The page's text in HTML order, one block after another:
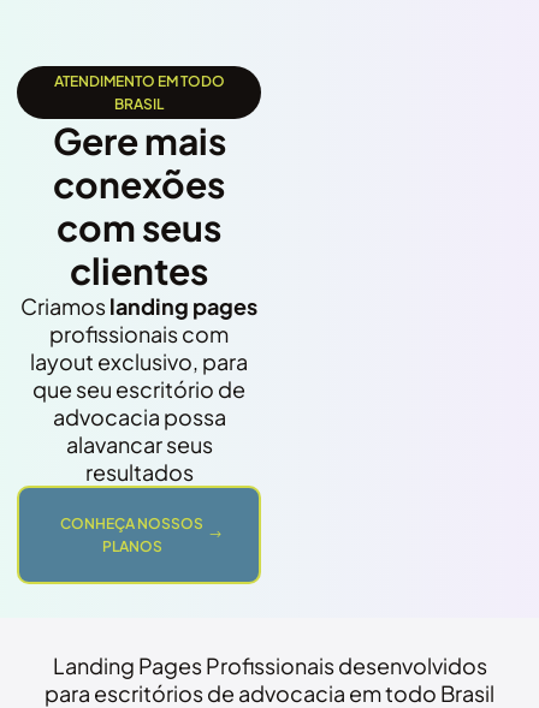
ATENDIMENTO EM TODO
BRASIL
Gere mais
conexões
com seus
clientes
Criamoslanding pages
profissionais com
layout exclusivo, para
que seu escritório de
advocacia possa
alavancar seus
resultados
CONHEÇA NOSSOS
PLANOS
Landing Pages Profissionais desenvolvidos
para escritórios de advocacia em todo Brasil